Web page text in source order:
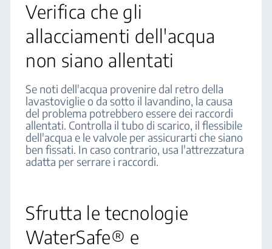
Verifica che gli
allacciamenti dell'acqua
non siano allentati
Se noti dell'acqua provenire dal retro della
lavastoviglie o da sotto il lavandino, la causa
del problema potrebbero essere dei raccordi
allentati. Controlla il tubo di scarico, il flessibile
dell'acqua e le valvole per assicurarti che siano
ben fissati. In caso contrario, usa l'attrezzatura
adatta per serrare i raccordi.
Sfrutta le tecnologie
WaterSafe® e